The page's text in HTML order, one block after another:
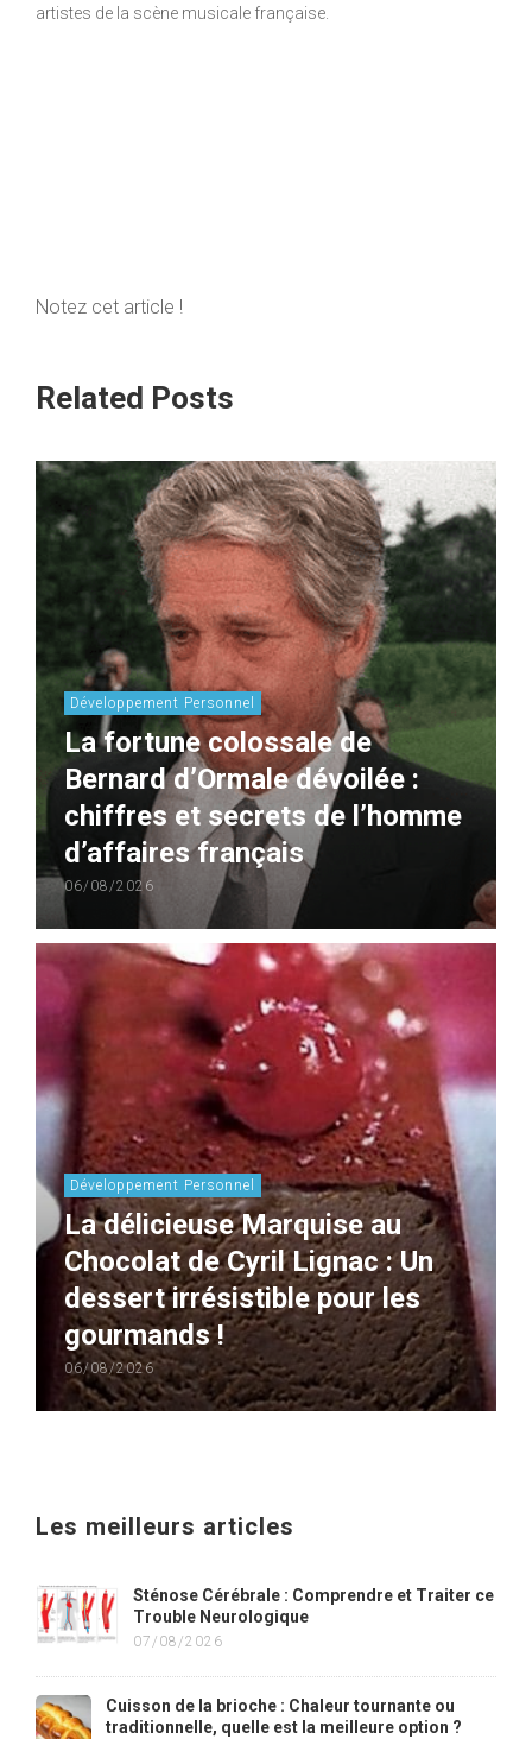
artistes de la scène musicale française.
Notez cet article !
Related Posts
Développement Personnel
La fortune colossale de
Bernard d’Ormale dévoilée :
chiffres et secrets de l’homme
d’affaires français
06/08/2026
Développement Personnel
La délicieuse Marquise au
Chocolat de Cyril Lignac : Un
dessert irrésistible pour les
gourmands !
06/08/2026
Les meilleurs articles
Sténose Cérébrale : Comprendre et Traiter ce
Trouble Neurologique
07/08/2026
Cuisson de la brioche : Chaleur tournante ou
traditionnelle, quelle est la meilleure option ?